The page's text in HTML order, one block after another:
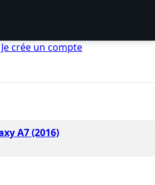
Je crée un compte
A7 (2016)